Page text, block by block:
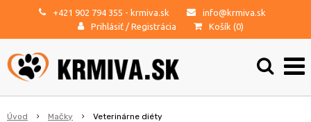
+421 902 794 355 - krmiva.sk
info@krmiva.sk
Prihlásiť / Registrácia Košík (0)
Úvod Mačky Veterinárne diéty